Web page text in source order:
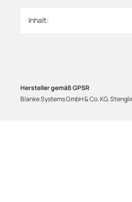
Inhalt:
Hersteller gemäß GPSR
Blanke Systems GmbH & Co. KG,